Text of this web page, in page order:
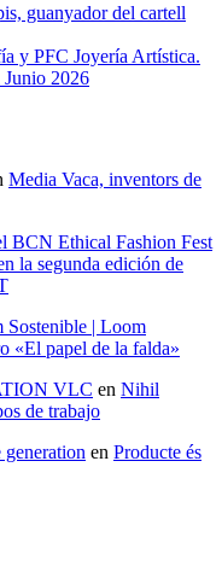
guanyador del cartell
y PFC Joyería Artística.
Junio 2026
Media Vaca, inventors de
BCN Ethical Fashion Fest
la segunda edición de
Sostenible | Loom
«El papel de la falda»
VLC en Nihil
de trabajo
generation en Producte és